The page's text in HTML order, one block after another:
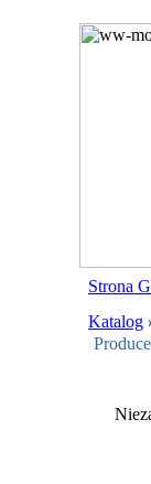
Strona
Katalog